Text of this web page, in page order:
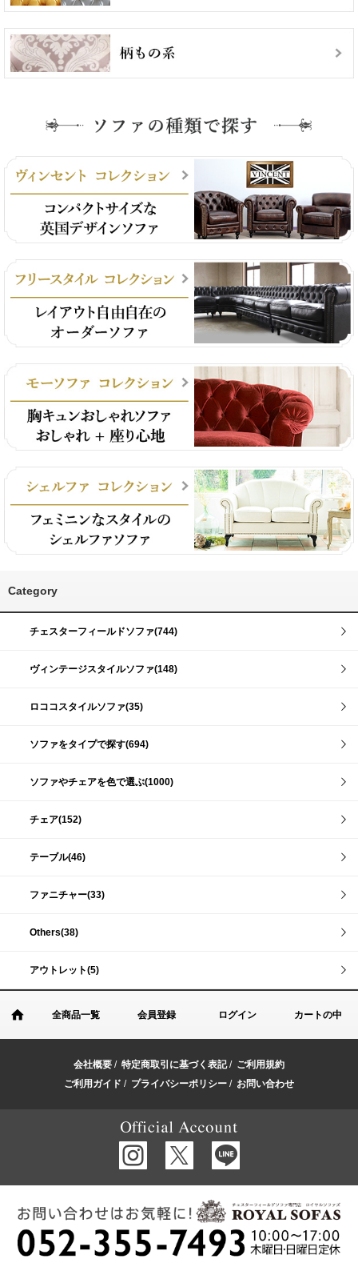
Category
チェスターフィールドソファ(744)
ヴィンテージスタイルソファ(148)
ロココスタイルソファ(35)
ソファをタイプで探す(694)
ソファやチェアを色で選ぶ(1000)
チェア(152)
テーブル(46)
ファニチャー(33)
Others(38)
アウトレット(5)
全商品一覧 会員登録 ログイン カートの中
会社概要 / 特定商取引に基づく表記/ ご利用規約
ご利用ガイド / プライバシーポリシー / お問い合わせ